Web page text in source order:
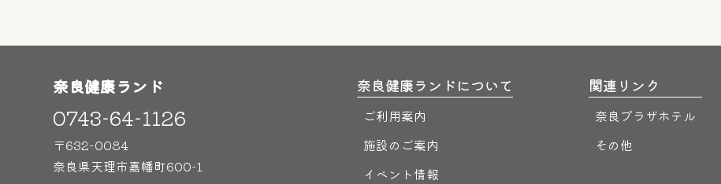
奈良健康ランド
0743-64-1126
〒632-0084
奈良県天理市嘉幡町600-1
奈良健康ランドについて
ご利用案内
施設のご案内
イベント情報
関連リンク
奈良プラザホテル
その他